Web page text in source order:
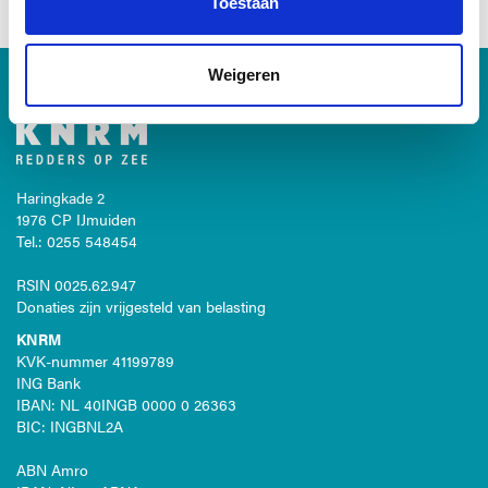
Weigeren
Haringkade 2
1976 CP IJmuiden
Tel.: 0255 548454
RSIN 0025.62.947
Donaties zijn vrijgesteld van belasting
KNRM
KVK-nummer 41199789
ING Bank
IBAN: NL 40INGB 0000 0 26363
BIC: INGBNL2A
ABN Amro